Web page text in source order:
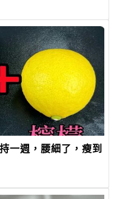
一週，腰細了，瘦到